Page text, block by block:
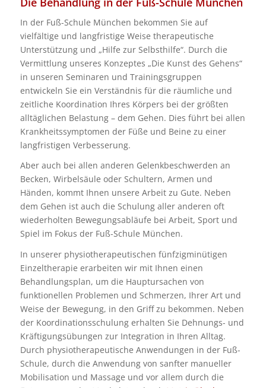
In der Fuß-Schule München bekommen Sie auf
vielfältige und langfristige Weise therapeutische
Unterstützung und „Hilfe zur Selbsthilfe“. Durch die
Vermittlung unseres Konzeptes „Die Kunst des Gehens“
in unseren Seminaren und Trainingsgruppen
entwickeln Sie ein Verständnis für die räumliche und
zeitliche Koordination Ihres Körpers bei der größten
alltäglichen Belastung – dem Gehen. Dies führt bei allen
Krankheitssymptomen der Füße und Beine zu einer
langfristigen Verbesserung.
Aber auch bei allen anderen Gelenkbeschwerden an
Becken, Wirbelsäule oder Schultern, Armen und
Händen, kommt Ihnen unsere Arbeit zu Gute. Neben
dem Gehen ist auch die Schulung aller anderen oft
wiederholten Bewegungsabläufe bei Arbeit, Sport und
Spiel im Fokus der Fuß-Schule München.
In unserer physiotherapeutischen fünfzigminütigen
Einzeltherapie erarbeiten wir mit Ihnen einen
Behandlungsplan, um die Hauptursachen von
funktionellen Problemen und Schmerzen, Ihrer Art und
Weise der Bewegung, in den Griff zu bekommen. Neben
der Koordinationsschulung erhalten Sie Dehnungs- und
Kräftigungsübungen zur Integration in Ihren Alltag.
Durch physiotherapeutische Anwendungen in der Fuß-
Schule, durch die Anwendung von sanfter manueller
Mobilisation und Massage und vor allem durch die